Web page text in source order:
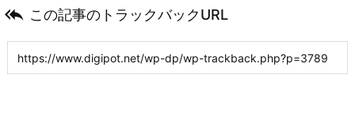
 この記事のトラックバックURL